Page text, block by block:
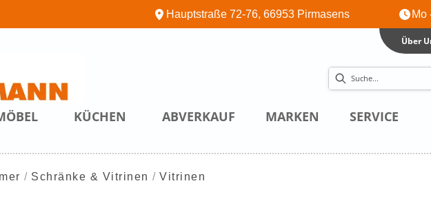
Hauptstraße 72-76, 66953 Pirmasens Mo
Über
KÜCHEN ABVERKAUF MARKEN SERVICE
Schränke & Vitrinen Vitrinen